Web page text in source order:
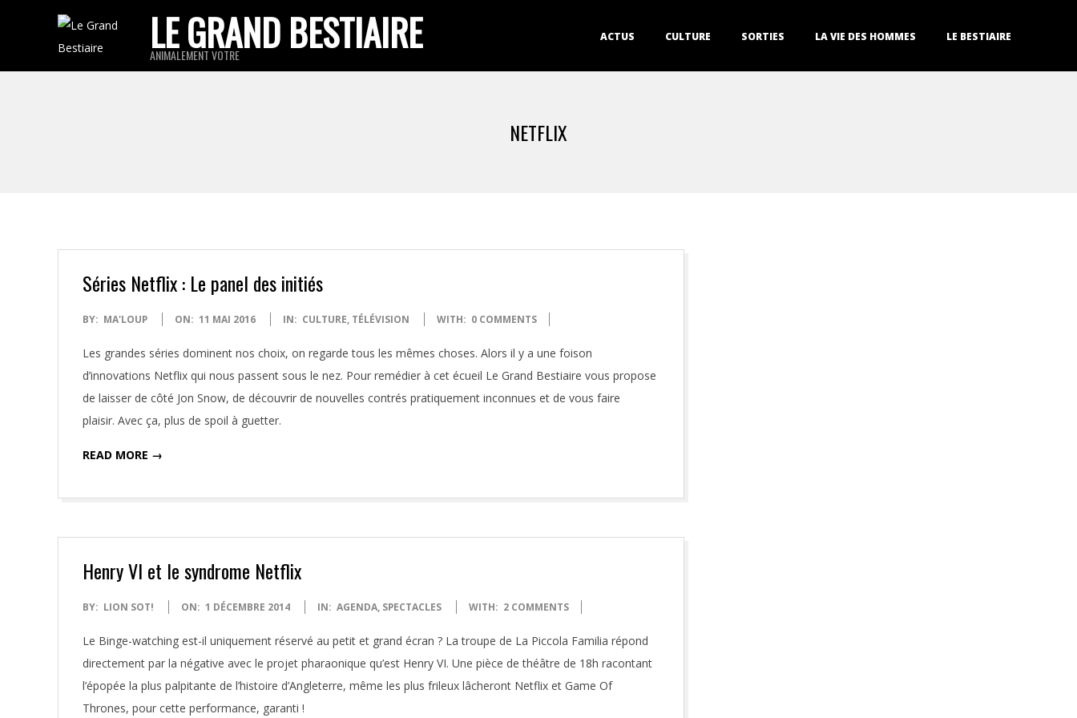
LE GRAND BESTIAIRE
ANIMALEMENT VOTRE
Menu
ACTUS CULTURE SORTIES LA VIE DES HOMMES LE BESTIAIRE
NETFLIX
Séries Netflix : Le panel des initiés
2016-
11
BY: MA'LOUP ON: 11 MAI 2016 IN: CULTURE, TÉLÉVISION WITH: 0 COMMENTS
Les grandes séries dominent nos choix, on regarde tous les mêmes choses. Alors il y a une foison
d’innovations Netflix qui nous passent sous le nez. Pour remédier à cet écueil Le Grand Bestiaire vous propose
de laisser de côté Jon Snow, de découvrir de nouvelles contrés pratiquement inconnues et de vous faire
plaisir. Avec ça, plus de spoil à guetter.
READ MORE →
Henry VI et le syndrome Netflix
2014-
01
BY: LION SOT! ON: 1 DÉCEMBRE 2014 IN: AGENDA, SPECTACLES WITH: 2 COMMENTS
Le Binge-watching est-il uniquement réservé au petit et grand écran ? La troupe de La Piccola Familia répond
directement par la négative avec le projet pharaonique qu’est Henry VI. Une pièce de théâtre de 18h racontant
l’épopée la plus palpitante de l’histoire d’Angleterre, même les plus frileux lâcheront Netflix et Game Of
Thrones, pour cette performance, garanti !